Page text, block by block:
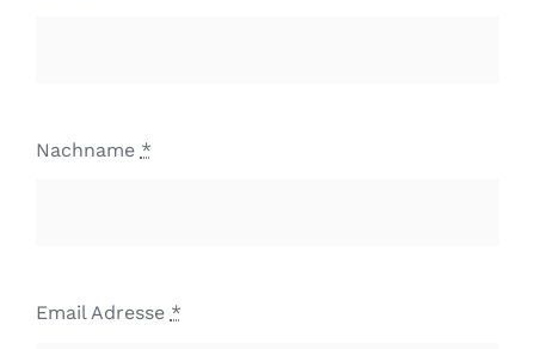
Nachname *
Email Adresse *